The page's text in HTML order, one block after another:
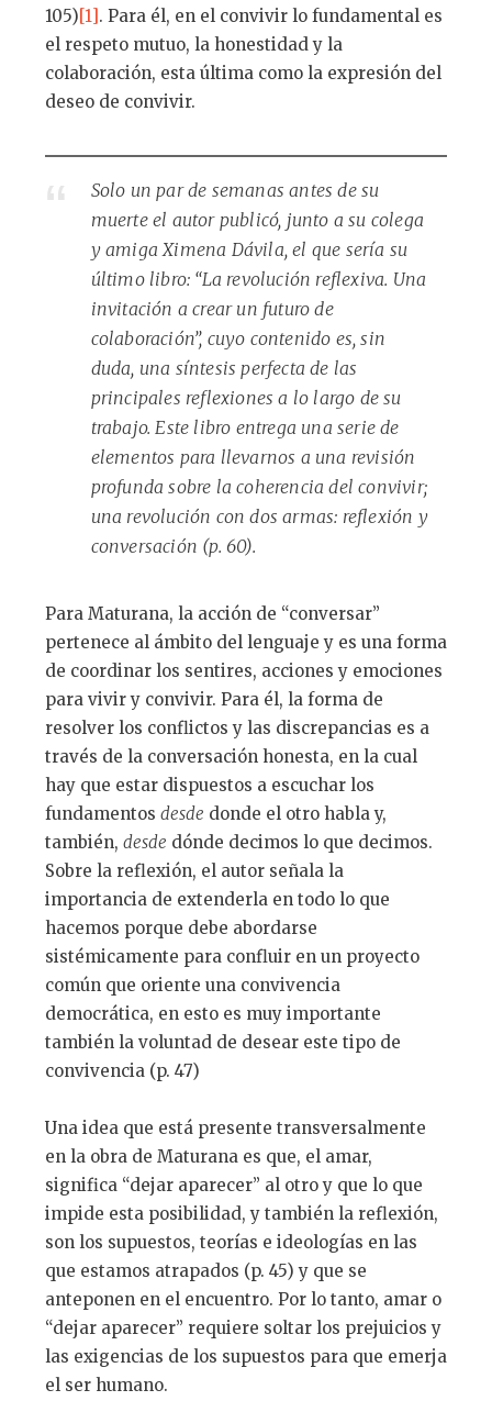
105) [1] . Para él, en el convivir lo fundamental es
el respeto mutuo, la honestidad y la
colaboración, esta última como la expresión del
deseo de convivir.
Solo un par de semanas antes de su
muerte el autor publicó, junto a su colega
y amiga Ximena Dávila, el que sería su
último libro: “La revolución reflexiva. Una
invitación a crear un futuro de
colaboración”, cuyo contenido es, sin
duda, una síntesis perfecta de las
principales reflexiones a lo largo de su
trabajo. Este libro entrega una serie de
elementos para llevarnos a una revisión
profunda sobre la coherencia del convivir;
una revolución con dos armas: reflexión y
conversación (p. 60).
Para Maturana, la acción de “conversar”
pertenece al ámbito del lenguaje y es una forma
de coordinar los sentires, acciones y emociones
para vivir y convivir. Para él, la forma de
resolver los conflictos y las discrepancias es a
través de la conversación honesta, en la cual
hay que estar dispuestos a escuchar los
fundamentos desde donde el otro habla y,
también, desde dónde decimos lo que decimos.
Sobre la reflexión, el autor señala la
importancia de extenderla en todo lo que
hacemos porque debe abordarse
sistémicamente para confluir en un proyecto
común que oriente una convivencia
democrática, en esto es muy importante
también la voluntad de desear este tipo de
convivencia (p. 47)
Una idea que está presente transversalmente
en la obra de Maturana es que, el amar,
significa “dejar aparecer” al otro y que lo que
impide esta posibilidad, y también la reflexión,
son los supuestos, teorías e ideologías en las
que estamos atrapados (p. 45) y que se
anteponen en el encuentro. Por lo tanto, amar o
“dejar aparecer” requiere soltar los prejuicios y
las exigencias de los supuestos para que emerja
el ser humano.